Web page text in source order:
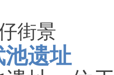
街景
池遗址